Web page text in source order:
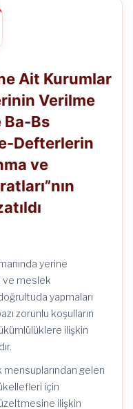
Ait Kurumlar
Verilme
Ba-Bs
Defterlerin
ve
yerine
ve meslek
yapmaları
zorunlu koşulların
ilişkin
gelen
için
ilişkin